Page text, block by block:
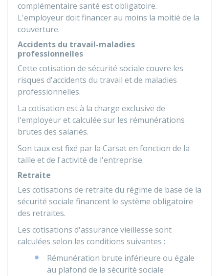
complémentaire santé est obligatoire.
L'employeur doit financer au moins la moitié de la
couverture.
Accidents du travail-maladies
professionnelles
Cette cotisation de sécurité sociale couvre les
risques d'accidents du travail et de maladies
professionnelles.
La cotisation est à la charge exclusive de
l'employeur et calculée sur les rémunérations
brutes des salariés.
Son taux est fixé par la Carsaten fonction de la
taille et de l'activité de l'entreprise.
Retraite
Les cotisations de retraite du régime de base de la
sécurité sociale financent le système obligatoire
des retraites.
Les cotisations d'assurance vieillesse sont
calculées selon les conditions suivantes :
Rémunération brute inférieure ou égale
au plafond de la sécurité sociale